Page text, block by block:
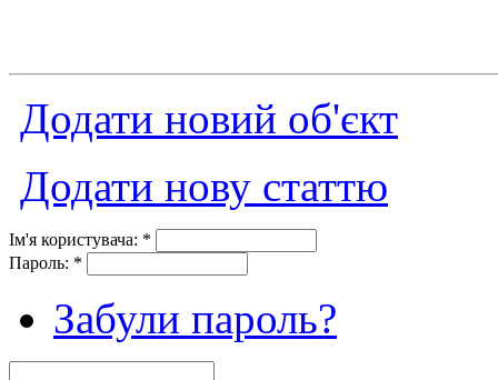
Додати новий об'єкт
Додати нову статтю
Ім'я користувача: *
Пароль: *
Забули пароль?